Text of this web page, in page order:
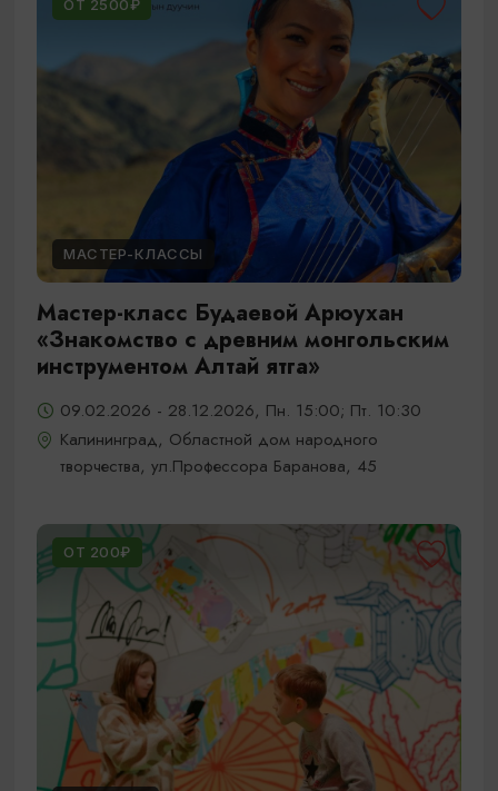
ОТ 2500₽
МАСТЕР-КЛАССЫ
Мастер-класс Будаевой Арюухан
«Знакомство с древним монгольским
инструментом Алтай ятга»
09.02.2026 - 28.12.2026, Пн. 15:00; Пт. 10:30
Калининград, Областной дом народного
творчества, ул.Профессора Баранова, 45
ОТ 200₽